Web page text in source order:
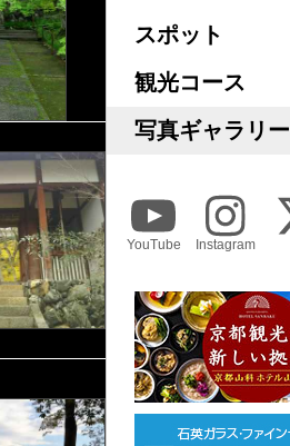
スポット
観光コース
写真ギャラリー
YouTube Instagram